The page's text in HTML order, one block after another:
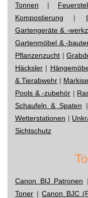
Tonnen |
Kompostierung |
Gartengeräte & -
Gartenmöbel & -
Pflanzenzucht |
Häcksler |
& Tierabwehr |
Pools & -zubehör |
Schaufeln & Spaten |
Wetterstationen |
Sichtschutz
Canon BIJ Patronen
Toner |Canon BJC